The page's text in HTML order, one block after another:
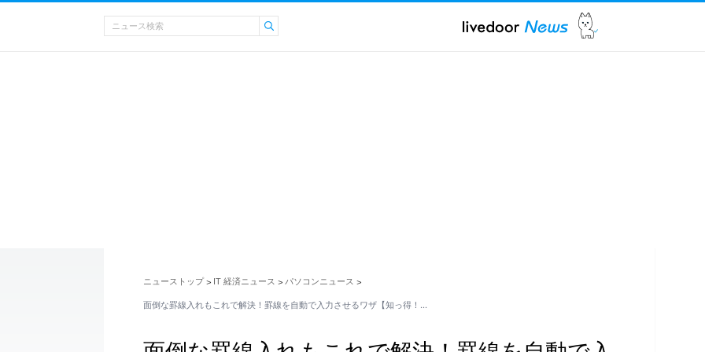
ニューストップ > IT 経済ニュース > パソコンニュース >
面倒な罫線入れもこれで解決！罫線を自動で入力させるワザ【知っ得！…